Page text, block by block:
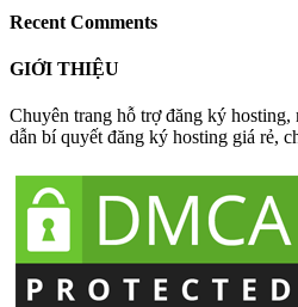
Recent Comments
GIỚI THIỆU
Chuyên trang hỗ trợ đăng ký
dẫn bí quyết đăng ký hosting giá rẻ,